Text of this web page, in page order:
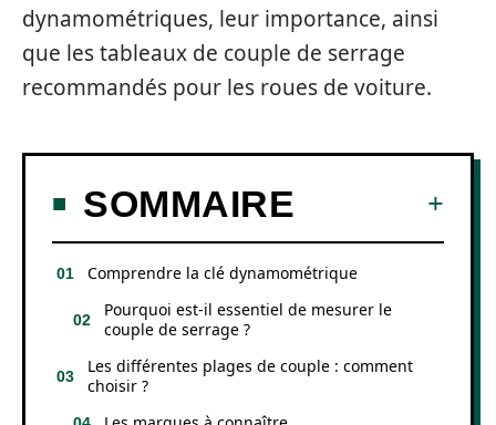
dynamométriques, leur importance, ainsi
que les tableaux de couple de serrage
recommandés pour les roues de voiture.
SOMMAIRE
Comprendre la clé dynamométrique
Pourquoi est-il essentiel de mesurer le
couple de serrage ?
Les différentes plages de couple : comment
choisir ?